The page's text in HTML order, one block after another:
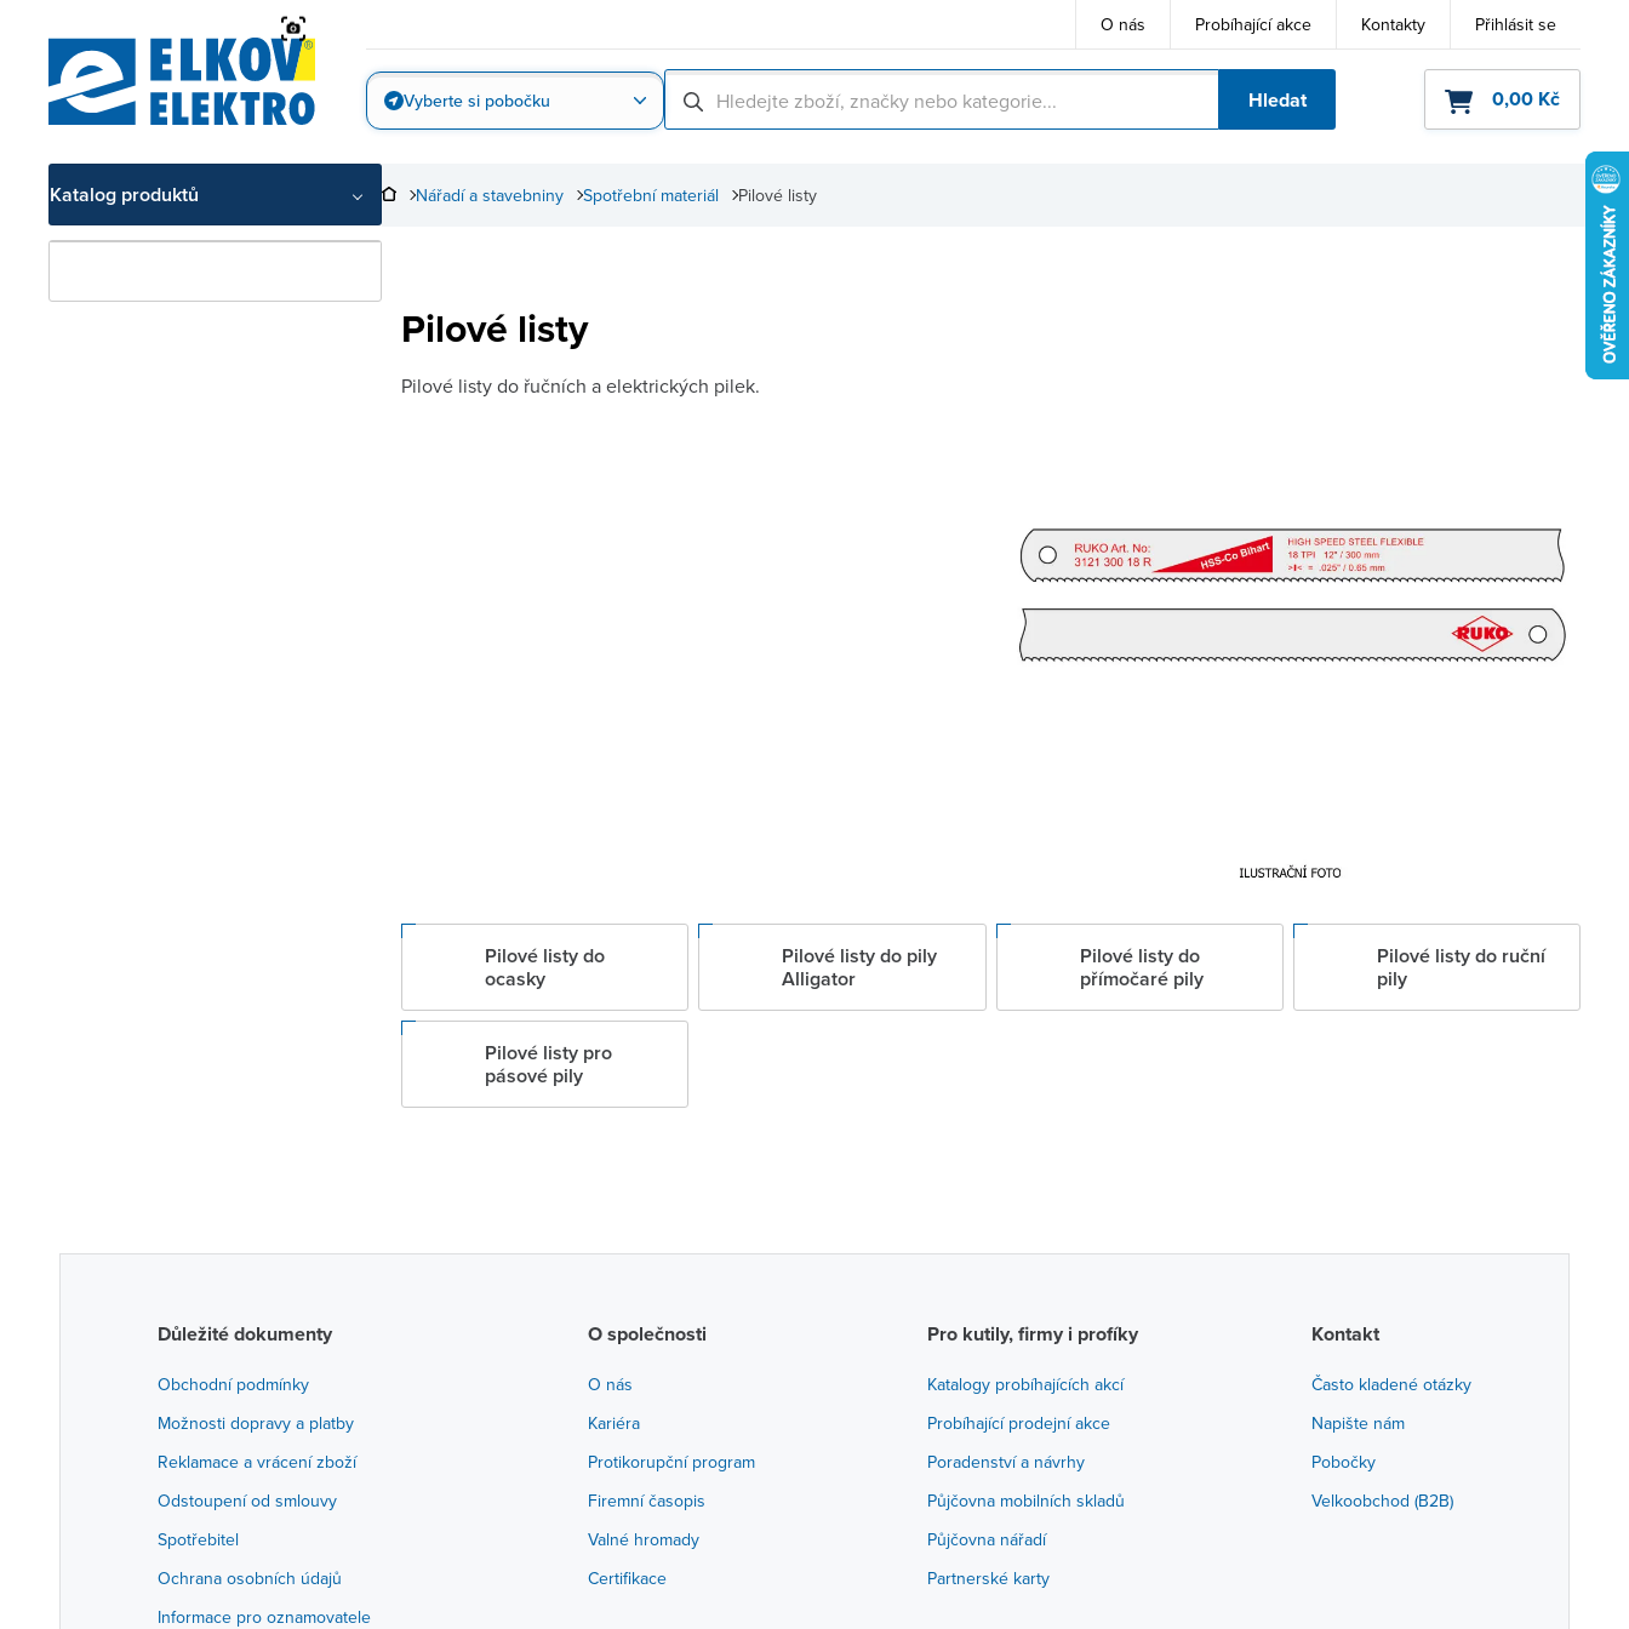
O nás Probíhající akce Kontakty Přihlásit se
Vyberte si pobočku Hledat 0,00 Kč
Katalog produktů Pilové listy
Spotřební materiál
Nářadí a stavebniny
Pilové listy
Pilové listy do řučních a elektrických pilek.
Pilové listy do
ocasky
Pilové listy do pily
Alligator
Pilové listy do
přímočaré pily
Pilové listy do ruční
pily
Pilové listy pro
pásové pily
Důležité dokumenty
Obchodní podmínky
Možnosti dopravy a platby
Reklamace a vrácení zboží
Odstoupení od smlouvy
Spotřebitel
Ochrana osobních údajů
Informace pro oznamovatele
O společnosti
O nás
Kariéra
Protikorupční program
Firemní časopis
Valné hromady
Certifikace
Pro kutily, firmy i profíky
Katalogy probíhajících akcí
Probíhající prodejní akce
Poradenství a návrhy
Půjčovna mobilních skladů
Půjčovna nářadí
Partnerské karty
Kontakt
Často kladené otázky
Napište nám
Pobočky
Velkoobchod (B2B)